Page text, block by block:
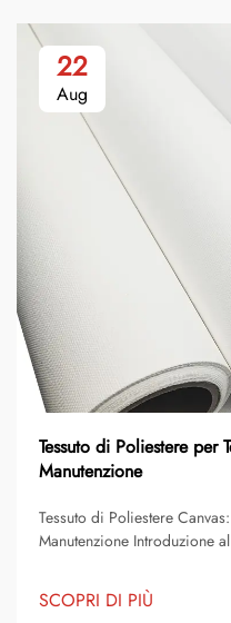
22
Aug
Tessuto di Poliestere per
Manutenzione
Tessuto di Poliestere
Manutenzione Introduzione
ambito consumer che
capacità di sopportare
SCOPRI DI PIÙ